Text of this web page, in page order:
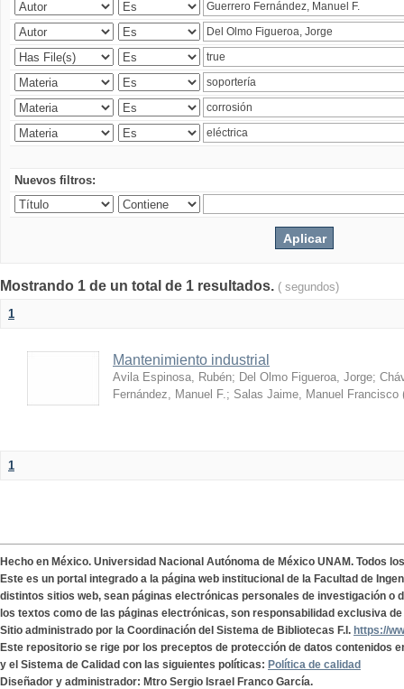
Nuevos filtros:
Mostrando 1 de un total de 1 resultados. ( segundos)
1
Mantenimiento industrial
Avila Espinosa, Rubén; Del Olmo Figueroa, Jorge;
Fernández, Manuel F.; Salas Jaime, Manuel Francisco
1
Hecho en México. Universidad Nacional Autónoma de México UNAM. Todos
Este es un portal integrado a la página web institucional de la Facultad de
distintos sitios web, sean páginas electrónicas personales de investigación o
los textos como de las páginas electrónicas, son responsabilidad exclusiva
Sitio administrado por la Coordinación del Sistema de Bibliotecas F.I. https://
Este repositorio se rige por los preceptos de protección de datos contenidos
y el Sistema de Calidad con las siguientes políticas: Política de calidad
Diseñador y administrador: Mtro Sergio Israel Franco García.